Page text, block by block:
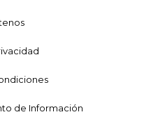
de Información